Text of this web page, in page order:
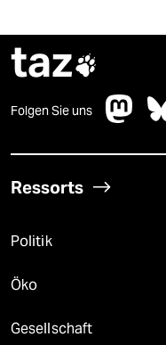
taz
Folgen Sie uns
Ressorts
Politik
Öko
Gesellschaft